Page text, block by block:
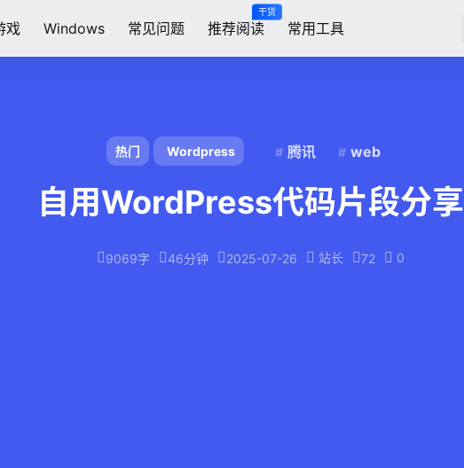
戏 Windows 常见问题 推荐阅读
干货
常用工具
热门 Wordpress 腾讯 web
自用WordPress代码片段分享
9069字 46分钟 2025-07-26 站长 72 0